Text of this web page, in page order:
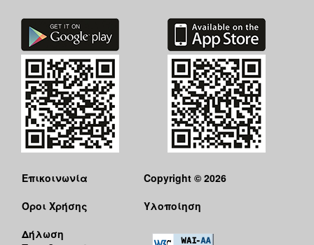
Επικοινωνία
Όροι Χρήσης
Δήλωση
Copyright © 2026
Υλοποίηση